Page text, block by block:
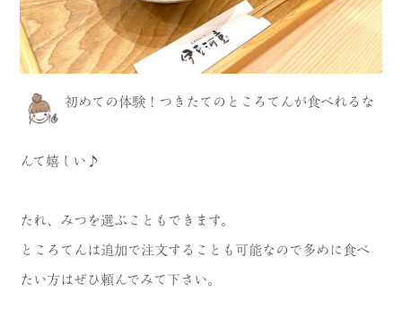
初めての体験！つきたてのところてんが食べれるな
んて嬉しい♪
たれ、みつを選ぶこともできます。
ところてんは追加で注文することも可能なので多めに食べ
たい方はぜひ頼んでみて下さい。